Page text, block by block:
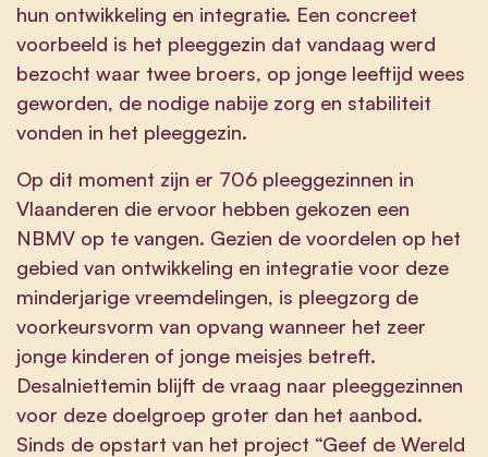
hun ontwikkeling en integratie. Een concreet
voorbeeld is het pleeggezin dat vandaag werd
bezocht waar twee broers, op jonge leeftijd wees
geworden, de nodige nabije zorg en stabiliteit
vonden in het pleeggezin.
Op dit moment zijn er 706 pleeggezinnen in
Vlaanderen die ervoor hebben gekozen een
NBMV op te vangen. Gezien de voordelen op het
gebied van ontwikkeling en integratie voor deze
minderjarige vreemdelingen, is pleegzorg de
voorkeursvorm van opvang wanneer het zeer
jonge kinderen of jonge meisjes betreft.
Desalniettemin blijft de vraag naar pleeggezinnen
voor deze doelgroep groter dan het aanbod.
Sinds de opstart van het project “Geef de Wereld